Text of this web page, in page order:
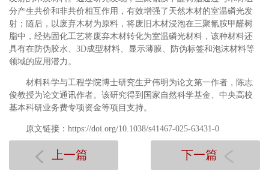
分产生共价和非共价相互作用，有效增强了天然木材的室温磷光发
射；随后，以废弃木材为原料，将废旧木材浸泡在三聚氰胺甲醛树
脂中，经热固化工艺将废弃木材转化为室温磷光材料，该种材料还
具有在防伪胶水、3D成型材料、显示薄膜、防伪标签和泡沫材料等
领域的应用潜力。
材料科学与工程学院博士研究生尹伟明为论文第一作者，陈志
俊教授为论文通讯作者。该研究得到国家自然科学基金、中央高校
基本科研业务费专项资金等项目支持。
原文链接：https://doi.org/10.1038/s41467-025-63431-0
上一篇 下一篇